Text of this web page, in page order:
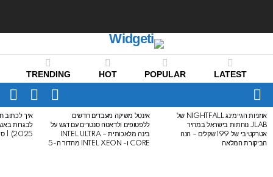
LATEST
POPULAR
HOT
TRENDING
Menu
SWITCH
SKIN
LATEST
STORIES
אוזניות הגיימינג NIGHTFALL של
JLAB נוחתות בישראל במחיר
אטרקטיבי של 199 שקלים – הנה
הביקורת המלאה
אינטל משיקה מעבדים חדשים
ללפטופים ולדאטה סנטרים עם דגש על
בינה מלאכותית – INTEL ULTRA
CORE ו- INTEL XEON מהדור ה-5
איך לכתוב
2025) | סיכום לבגרות באנגלית